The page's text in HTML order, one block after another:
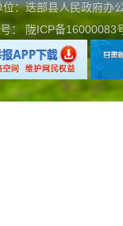
位：迭部县人民政府
： 陇ICP备16000083